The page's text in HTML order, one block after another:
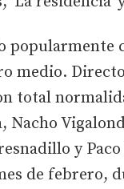
popularmente
medio.
total
Nacho
y
de febrero,